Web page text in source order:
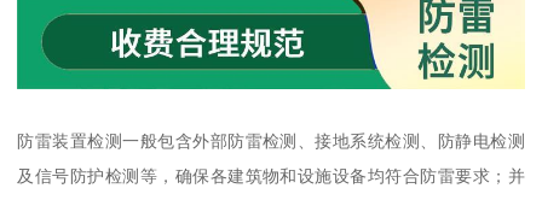
防雷装置检测一般包含外部防雷检测、接地系统检测、防静电检测
及信号防护检测等，确保各建筑物和设施设备均符合防雷要求；并